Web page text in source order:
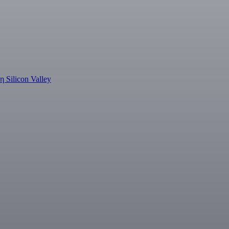
Silicon Valley